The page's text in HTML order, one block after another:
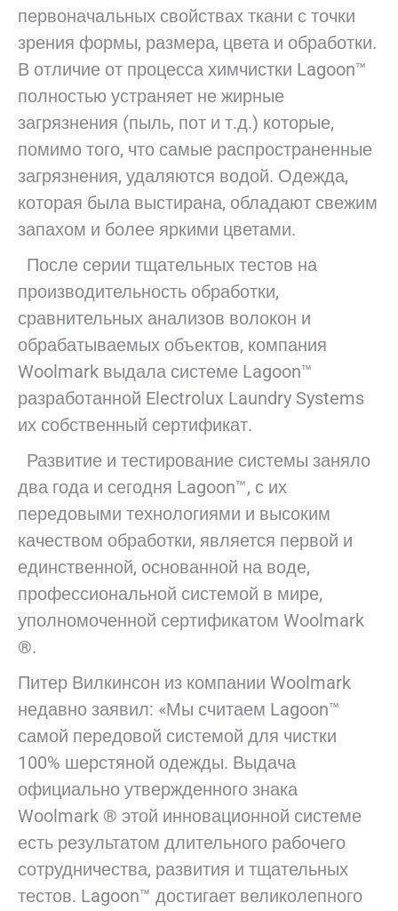
первоначальных свойствах ткани с точки
зрения формы, размера, цвета и обработки.
В отличие от процесса химчистки Lagoon™
полностью устраняет не жирные
загрязнения (пыль, пот и т.д.) которые,
помимо того, что самые распространенные
загрязнения, удаляются водой. Одежда,
которая была выстирана, обладают свежим
запахом и более яркими цветами.
После серии тщательных тестов на
производительность обработки,
сравнительных анализов волокон и
обрабатываемых объектов, компания
Woolmark выдала системе Lagoon™
разработанной Electrolux Laundry Systems
их собственный сертификат.
Развитие и тестирование системы заняло
два года и сегодня Lagoon™, с их
передовыми технологиями и высоким
качеством обработки, является первой и
единственной, основанной на воде,
профессиональной системой в мире,
уполномоченной сертификатом Woolmark
®.
Питер Вилкинсон из компании Woolmark
недавно заявил: «Мы считаем Lagoon™
самой передовой системой для чистки
100% шерстяной одежды. Выдача
официально утвержденного знака
Woolmark ® этой инновационной системе
есть результатом длительного рабочего
сотрудничества, развития и тщательных
тестов. Lagoon™ достигает великолепного